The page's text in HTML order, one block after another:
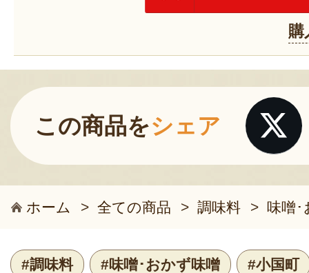
購
この商品をシェア
ホーム > 全ての商品 > 調味料 > 味噌･
#調味料 #味噌･おかず味噌 #小国町